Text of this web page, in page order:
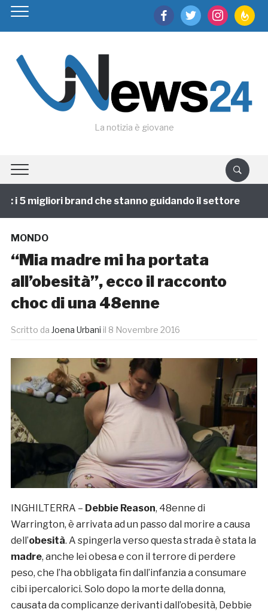
facebooktwitter instagram
La notizia è giovane
5 migliori brand che stanno guidando il settore
MONDO
“Mia madre mi ha portata
all’obesità”, ecco il racconto
choc di una 48enne
Scritto da Joena Urbani il 8 Novembre 2016
INGHILTERRA – Debbie Reason, 48enne di
Warrington, è arrivata ad un passo dal morire a causa
dell’obesità. A spingerla verso questa strada è stata la
madre, anche lei obesa e con il terrore di perdere
peso, che l’ha obbligata fin dall’infanzia a consumare
cibi ipercalorici. Solo dopo la morte della donna,
causata da complicanze derivanti dall’obesità, Debbie